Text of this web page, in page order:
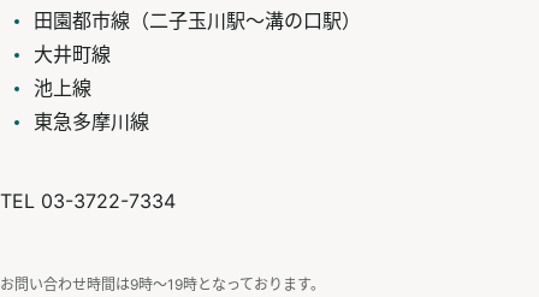
田園都市線（二子玉川駅～溝の口駅）
大井町線
池上線
東急多摩川線
TEL 03-3722-7334
お問い合わせ時間は9時〜19時となっております。